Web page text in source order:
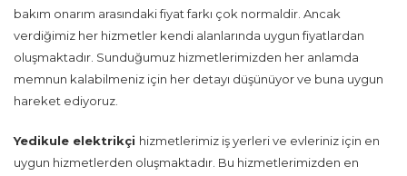
bakım onarım arasındaki fiyat farkı çok normaldir. Ancak
verdiğimiz her hizmetler kendi alanlarında uygun fiyatlardan
oluşmaktadır. Sunduğumuz hizmetlerimizden her anlamda
memnun kalabilmeniz için her detayı düşünüyor ve buna uygun
hareket ediyoruz.
Yedikule elektrikçi hizmetlerimiz iş yerleri ve evleriniz için en
uygun hizmetlerden oluşmaktadır. Bu hizmetlerimizden en